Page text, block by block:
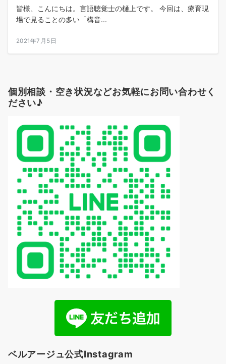
皆様、こんにちは。言語聴覚士の樋上です。 今回は、療育現
場で見ることの多い「構音...
2021年7月5日
個別相談・空き状況などお気軽にお問い合わせく
ださい♪
ベルアージュ公式Instagram